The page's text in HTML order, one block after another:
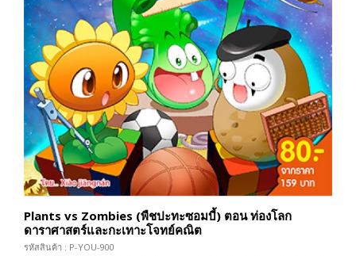
Plants vs Zombies (พืชปะทะซอมบี้) ตอน ท่องโลก
ดาราศาสตร์และกะเทาะโจทย์คณิต
รหัสสินค้า : P-YOU-900